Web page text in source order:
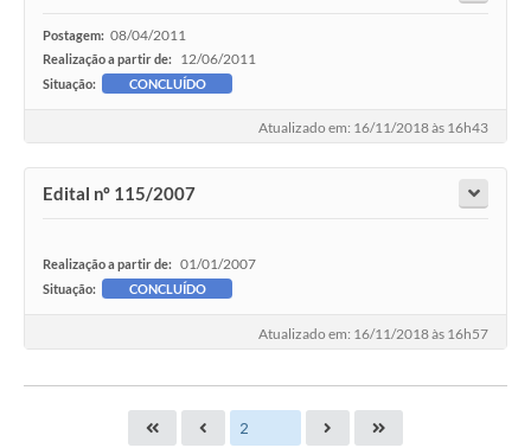
Postagem: 08/04/2011
Realização a partir de: 12/06/2011
Situação: CONCLUÍDO
Atualizado em: 16/11/2018 às 16h43
Edital nº 115/2007
Realização a partir de: 01/01/2007
Situação: CONCLUÍDO
Atualizado em: 16/11/2018 às 16h57